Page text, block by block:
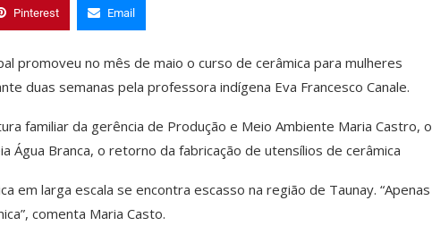
Pinterest Email
promoveu no mês de maio o curso de cerâmica para mulheres
duas semanas pela professora indígena Eva Francesco Canale.
familiar da gerência de Produção e Meio Ambiente Maria Castro, o
Branca, o retorno da fabricação de utensílios de cerâmica
em larga escala se encontra escasso na região de Taunay. “Apenas
comenta Maria Casto.